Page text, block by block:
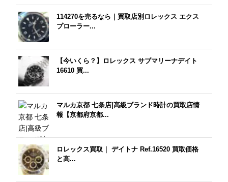
114270を売るなら｜買取店別ロレックス エクス
プローラー...
【今いくら？】ロレックス サブマリーナデイト
16610 買...
マルカ京都 七条店|高級ブランド時計の買取店情
報【京都府京都...
ロレックス買取｜ デイトナ Ref.16520 買取価格
と高...